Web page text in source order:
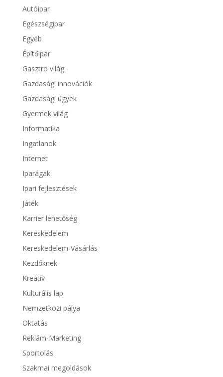
Autóipar
Egészségipar
Egyéb
Építőipar
Gasztro világ
Gazdasági innovációk
Gazdasági ügyek
Gyermek világ
Informatika
Ingatlanok
Internet
Iparágak
Ipari fejlesztések
Játék
Karrier lehetőség
Kereskedelem
Kereskedelem-Vásárlás
Kezdőknek
Kreatív
Kulturális lap
Nemzetközi pálya
Oktatás
Reklám-Marketing
Sportolás
Szakmai megoldások